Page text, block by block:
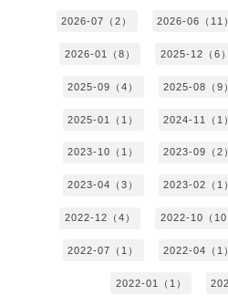
2026-07（2） 2026-06（11
2026-01（8） 2025-12（6）
2025-09（4） 2025-08（9
2025-01（1） 2024-11（1
2023-10（1） 2023-09（2
2023-04（3） 2023-02（1
2022-12（4） 2022-10（10
2022-07（1） 2022-04（1
2022-01（1）